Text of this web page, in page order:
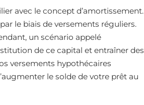
avec le concept d’amortissement.
le biais de versements réguliers.
un scénario appelé
de ce capital et entraîner des
versements hypothécaires
le solde de votre prêt au